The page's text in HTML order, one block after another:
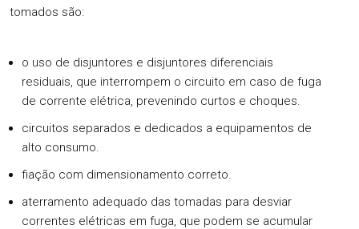
tomados são:
o uso de disjuntores e disjuntores diferenciais
residuais, que interrompem o circuito em caso de fuga
de corrente elétrica, prevenindo curtos e choques.
circuitos separados e dedicados a equipamentos de
alto consumo.
fiação com dimensionamento correto.
aterramento adequado das tomadas para desviar
correntes elétricas em fuga, que podem se acumular